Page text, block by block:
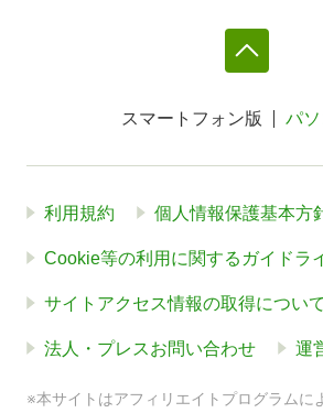
スマートフォン版 パ
利用規約 個人情報保護基本方
Cookie等の利用に関するガイドラ
サイトアクセス情報の取得について
法人・プレスお問い合わせ 運
※本サイトはアフィリエイトプログラムに